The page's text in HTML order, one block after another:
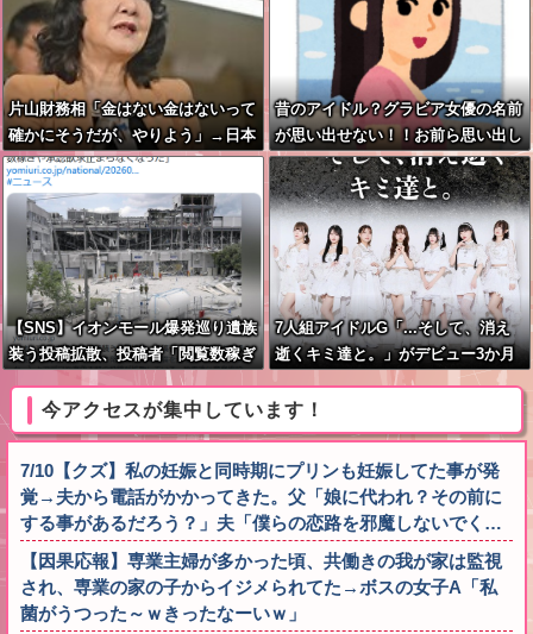
片山財務相「金はない金はないって
確かにそうだが、やりよう」→日本
経済、気合いで何とかする模様
昔のアイドル？グラビア女優の名前
が思い出せない！！お前ら思い出し
てくれ
【SNS】イオンモール爆発巡り遺族
装う投稿拡散、投稿者「閲覧数稼ぎ
や承認欲求止まらなくなった」
7人組アイドルG「...そして、消え
逝くキミ達と。」がデビュー3か月
で解散 事務所が事業継続困難なた
め
今アクセスが集中しています！
7/10【クズ】私の妊娠と同時期にプリンも妊娠してた事が発
覚→夫から電話がかかってきた。父「娘に代われ？その前に
する事があるだろう？」夫「僕らの恋路を邪魔しないでく…
【因果応報】専業主婦が多かった頃、共働きの我が家は監視
され、専業の家の子からイジメられてた→ボスの女子A「私
菌がうつった～ｗきったなーいｗ」